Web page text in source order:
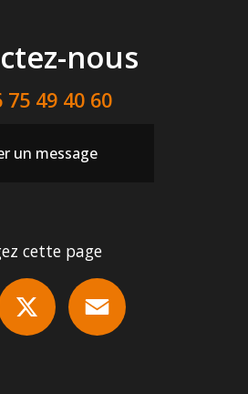
nous
75 49 40 60
un message
cette page